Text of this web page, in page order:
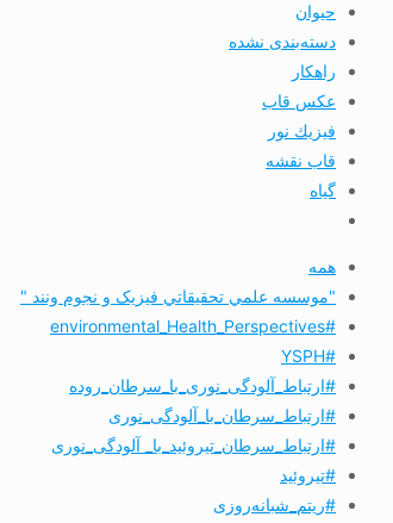
حیوان
دسته‌بندی نشده
راهکار
عکس قاب
فيزيك نور
قاب نقشه
گیاه
همه
"موسسه علمي تحقيقاتي فیزیک و نجوم ونند "
#environmental_Health_Perspectives
#YSPH
#ارتباط_آلودگی_نوری_با_سرطان_روده
#ارتباط_سرطان_با_آلودگی_نوری
#ارتباط_سرطان_تیروئید_با_ آلودگی_نوری
#تیروئید
#ریتم_شبانه‌روزی